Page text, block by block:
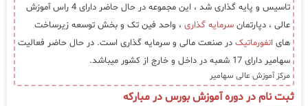
تاسیس و پایه گذاری شد ، این مجموعه در حال حاضر دارای 4 راس آموزش
عالی ، دپارتمان سرمایه گذاری ، واحد فین تک و بخش توسعه زیرساخت
های انفورماتیک در صنعت مالی و سرمایه گذاری است. در حال حاضر فعالیت
سهامیر دارای 17 شعبه در داخل و خارج از کشور میباشد.
مرکز آموزش عالی سهامیر
ثبت نام در دوره آموزش بورس در مبارکه